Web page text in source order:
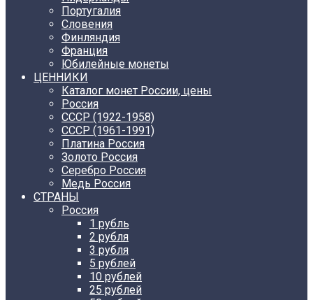
Португалия
Словения
Финляндия
Франция
Юбилейные монеты
ЦЕННИКИ
Каталог монет России, цены
Россия
СССР (1922-1958)
CCCР (1961-1991)
Платина Россия
Золото Россия
Серебро Россия
Медь Россия
СТРАНЫ
Россия
1 рубль
2 рубля
3 рубля
5 рублей
10 рублей
25 рублей